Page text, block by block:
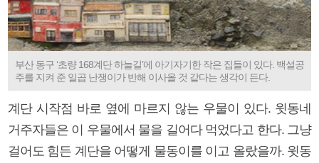
부산 동구 ‘초량 168계단 하늘길’에 아기자기한 작은 집들이 있다. 백설공
주를 지켜 준 일곱 난쟁이가 반해 이사올 것 같다는 생각이 든다.
계단 시작점 바로 옆에 마르지 않는 우물이 있다. 윗동네
거주자들은 이 우물에서 물을 길어다 먹었다고 한다. 그냥
걸어도 힘든 계단을 어떻게 물동이를 이고 올랐을까. 윗동